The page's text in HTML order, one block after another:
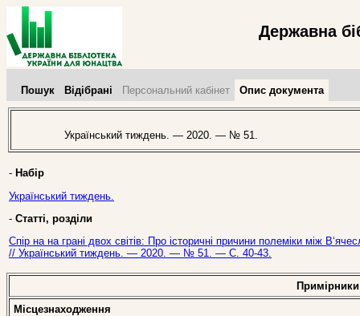
Державна
Пошук Відібрані Персональний кабінет Опис документа
Український тиждень. — 2020. — № 51.
- Набір
Український тиждень.
- Статті, розділи
Спір на на грані двох світів: Про історичні причини полеміки між
// Український тиждень. — 2020. — № 51. — С. 40-43.
Примірники
Місцезнаходження